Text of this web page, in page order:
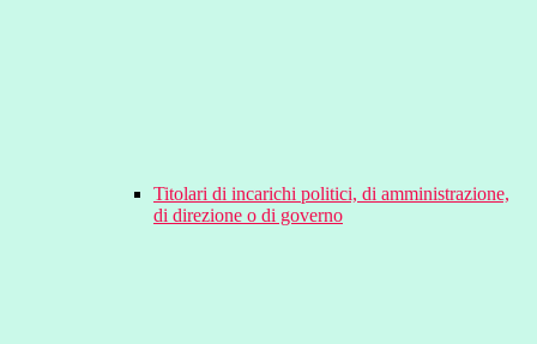
Titolari di incarichi politici, di amministrazione,
di direzione o di governo